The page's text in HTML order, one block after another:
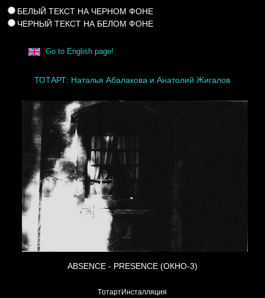
БЕЛЫЙ ТЕКСТ НА ЧЕРНОМ ФОНЕ
ЧЕРНЫЙ ТЕКСТ НА БЕЛОМ ФОНЕ
Go to English page!
ТОТАРТ: Наталья Абалакова и Анатолий Жигалов
ABSENCE - PRESENCE (ОКНО-3)
TотартИнсталляция